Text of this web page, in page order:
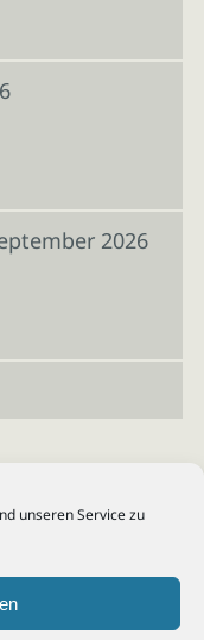
unseren Service zu
2026